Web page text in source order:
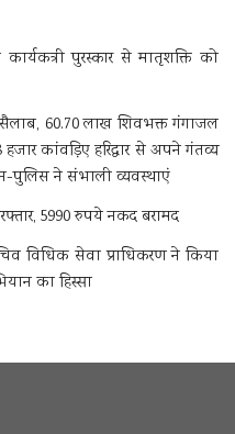
पुरस्कार से मातृशक्ति को
60.70 लाख शिवभक्त गंगाजल
कांवड़िए हरिद्वार से अपने गंतव्य
पुलिस ने संभाली व्यवस्थाएं
5990 रुपये नकद बरामद
विधिक सेवा प्राधिकरण ने किया
का हिस्सा